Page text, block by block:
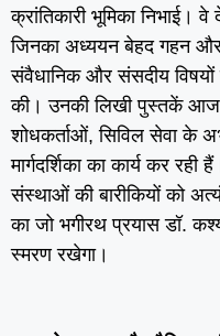
क्रांतिकारी भूमिका निभाई।
जिनका अध्ययन बेहद गहन और
संवैधानिक और संसदीय
की। उनकी लिखी पुस्तकें आज
शोधकर्ताओं, सिविल सेवा के
मार्गदर्शिका का कार्य कर
संस्थाओं की बारीकियों को
का जो भगीरथ प्रयास डॉ.
स्मरण रखेगा।